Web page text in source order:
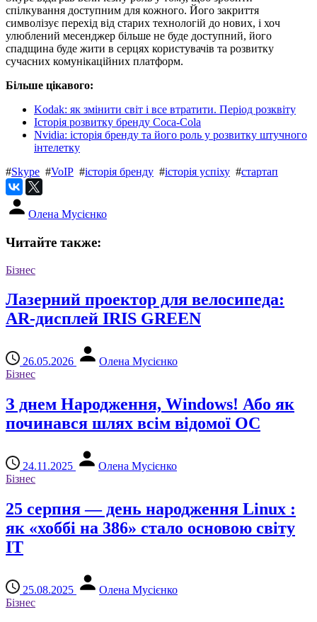
спілкування доступним для кожного. Його закриття
символізує перехід від старих технологій до нових, і хоч
улюблений месенджер більше не буде доступний, його
спадщина буде жити в серцях користувачів та розвитку
сучасних комунікаційних платформ.
Більше цікавого:
Kodak: як змінити світ і все втратити. Період розквіту
Історія розвитку бренду Coca-Cola
Nvidia: історія бренду та його роль у розвитку штучного
інтелетку
#Skype #VoIP #історія бренду #історія успіху #стартап
Олена Мусієнко
Читайте также:
Бізнес
Лазерний проектор для велосипеда:
AR-дисплей IRIS GREEN
26.05.2026
Олена Мусієнко
Бізнес
З днем ​​Народження, Windows! Або як
починався шлях всім відомої ОС
24.11.2025
Олена Мусієнко
Бізнес
25 серпня — день народження Linux :
як «хоббі на 386» стало основою світу
IT
25.08.2025
Олена Мусієнко
Бізнес